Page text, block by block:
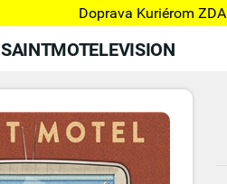
Doprava Kuriérom
SAINTMOTELEVISION